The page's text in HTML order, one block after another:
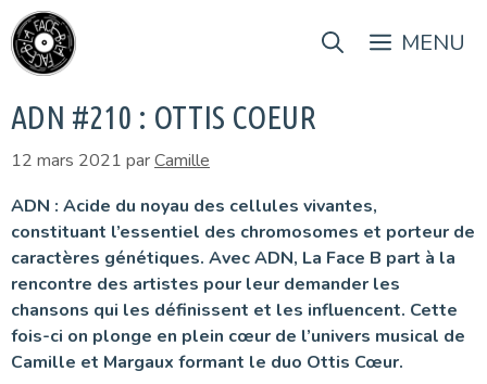
Aller
au
contenu
MENU
ADN #210 : OTTIS COEUR
12 mars 2021 parCamille
ADN : Acide du noyau des cellules vivantes,
constituant l’essentiel des chromosomes et porteur de
caractères génétiques. Avec ADN, La Face B part à la
rencontre des artistes pour leur demander les
chansons qui les définissent et les influencent. Cette
fois-ci on plonge en plein cœur de l’univers musical de
Camille et Margaux formant le duo Ottis Cœur.